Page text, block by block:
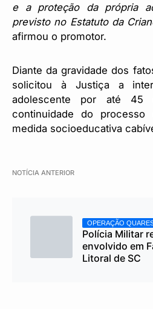
e a proteção da própria
previsto no Estatuto da
afirmou o promotor.
Diante da gravidade dos
solicitou à Justiça a
adolescente por até
continuidade do
medida socioeducativa
NOTÍCIA ANTERIOR
OPERAÇÃO
Polícia Militar
envolvido em
Litoral de SC